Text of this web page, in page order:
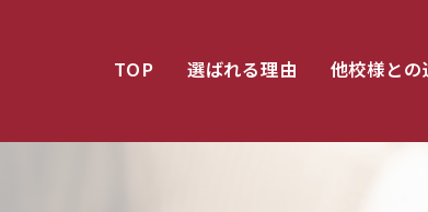
TOP 選ばれる理由 他校様との